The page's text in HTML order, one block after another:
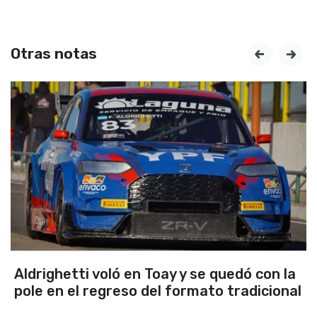
Otras notas
y se quedó con la
formato tradicional
Emanuel Ance,
Rosario
prev next